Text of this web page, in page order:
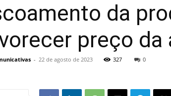
da
preço da
- 22 de agosto de 2023 327 0